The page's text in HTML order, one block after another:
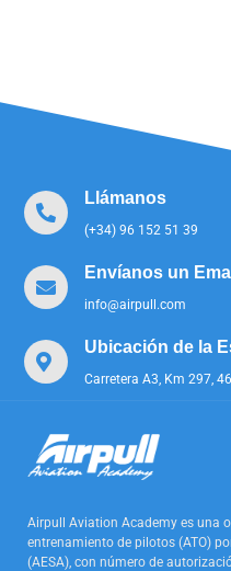
Llámanos
(+34) 96 152 51 39
Envíanos un
info@airpull.com
Ubicación de la
Carretera A3, Km 297,
Airpull Aviation Academy es una
entrenamiento de pilotos (ATO)
(AESA), con número de